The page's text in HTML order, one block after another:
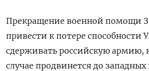
Прекращение военной помощи
привести к потере способности
сдерживать российскую армию,
случае продвинется до